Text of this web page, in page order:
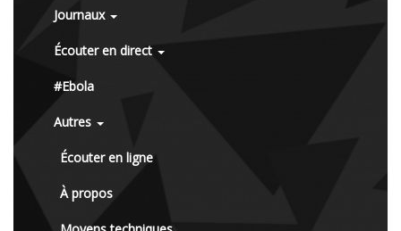
Journaux
Écouter en direct
#Ebola
Autres
Écouter en ligne
À propos